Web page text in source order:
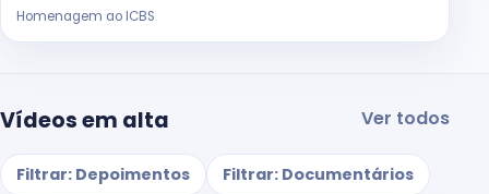
Homenagem ao ICBS
Vídeos em alta Ver todos
Filtrar: Depoimentos Filtrar: Documentários